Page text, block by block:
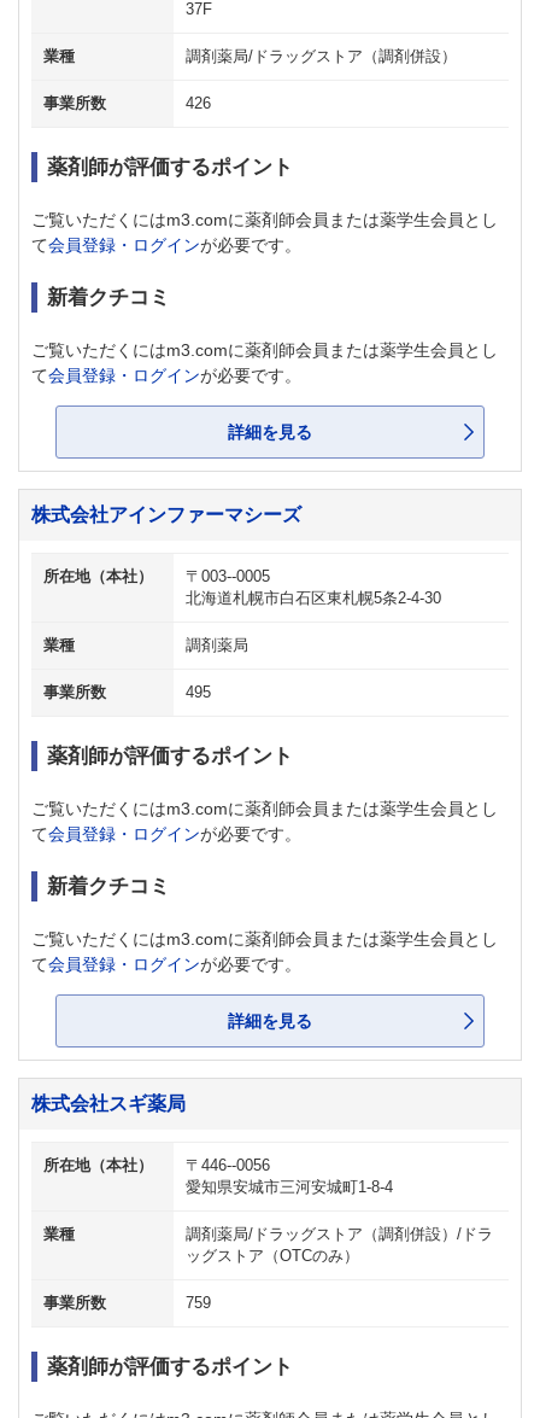
37F
業種 調剤薬局/ドラッグストア（調剤併設）
事業所数 426
薬剤師が評価するポイント
ご覧いただくにはm3.comに薬剤師会員または薬学生会員とし
て会員登録・ログインが必要です。
新着クチコミ
ご覧いただくにはm3.comに薬剤師会員または薬学生会員とし
て会員登録・ログインが必要です。
詳細を見る
株式会社アインファーマシーズ
所在地（本社）
〒003--0005
北海道札幌市白石区東札幌5条2-4-30
業種 調剤薬局
事業所数 495
薬剤師が評価するポイント
ご覧いただくにはm3.comに薬剤師会員または薬学生会員とし
て会員登録・ログインが必要です。
新着クチコミ
ご覧いただくにはm3.comに薬剤師会員または薬学生会員とし
て会員登録・ログインが必要です。
詳細を見る
株式会社スギ薬局
所在地（本社）
〒446--0056
愛知県安城市三河安城町1-8-4
業種
調剤薬局/ドラッグストア（調剤併設）/ドラ
ッグストア（OTCのみ）
事業所数 759
薬剤師が評価するポイント